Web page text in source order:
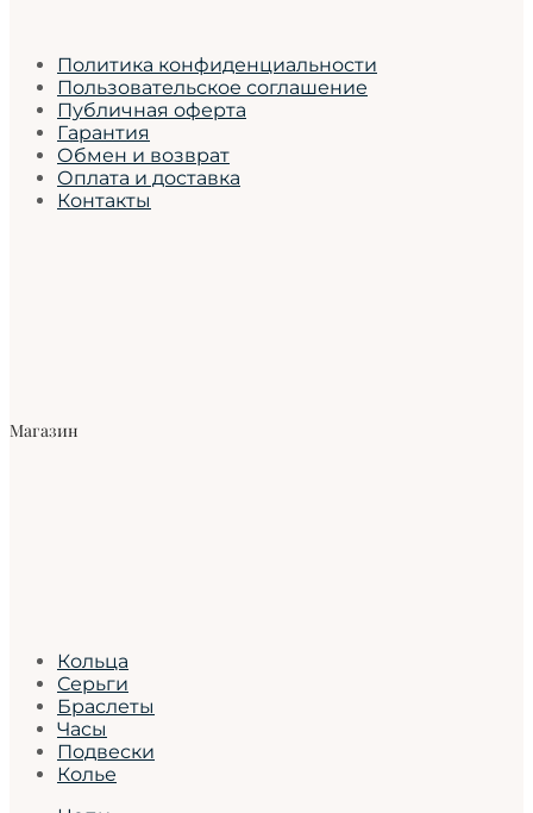
Политика конфиденциальности
Пользовательское соглашение
Публичная оферта
Гарантия
Обмен и возврат
Оплата и доставка
Контакты
Магазин
Кольца
Серьги
Браслеты
Часы
Подвески
Колье